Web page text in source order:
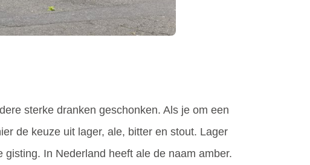
sterke dranken geschonken. Als je om een
de keuze uit lager, ale, bitter en stout. Lager
In Nederland heeft ale de naam amber.